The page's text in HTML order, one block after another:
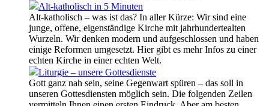
Alt-katholisch in 5 Minuten
Alt-katholisch – was ist das? In aller Kürze: Wir sind eine
junge, offene, eigenständige Kirche mit jahrhundertealten
Wurzeln. Wir denken modern und aufgeschlossen und haben
einige Reformen umgesetzt. Hier gibt es mehr Infos zu einer
echten Kirche in einer echten Welt.
Liturgie – unsere Gottesdienste
Gott ganz nah sein, seine Gegenwart spüren – das soll in
unseren Gottesdiensten möglich sein. Die folgenden Zeilen